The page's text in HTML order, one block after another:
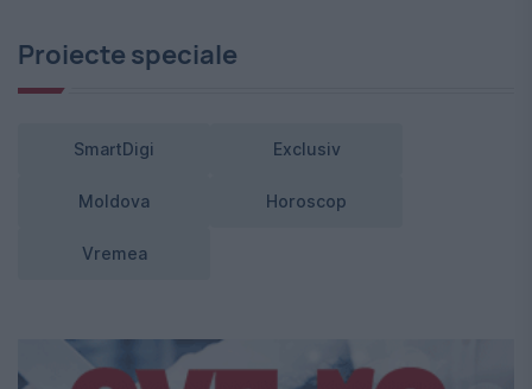
Proiecte speciale
SmartDigi Exclusiv
Moldova Horoscop
Vremea